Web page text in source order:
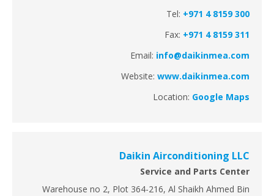
Tel: +971 4 8159 300
Fax: +971 4 8159 311
Email:info@daikinmea.com
Website:www.daikinmea.com
Location:Google Maps
Daikin Airconditioning LLC
Service and Parts Center
Warehouse no 2, Plot 364-216, Al Shaikh Ahmed Bin